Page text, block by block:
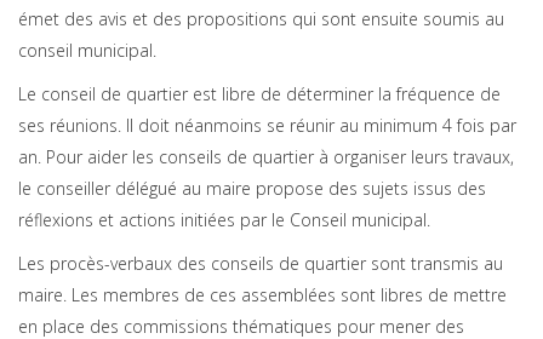
émet des avis et des propositions qui sont ensuite soumis au
conseil municipal.
Le conseil de quartier est libre de déterminer la fréquence de
ses réunions. Il doit néanmoins se réunir au minimum 4 fois par
an. Pour aider les conseils de quartier à organiser leurs travaux,
le conseiller délégué au maire propose des sujets issus des
réflexions et actions initiées par le Conseil municipal.
Les procès-verbaux des conseils de quartier sont transmis au
maire. Les membres de ces assemblées sont libres de mettre
en place des commissions thématiques pour mener des